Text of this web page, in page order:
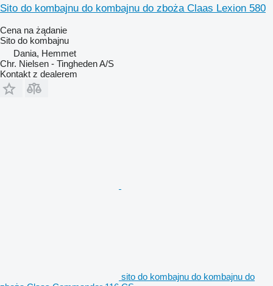
Sito do kombajnu do kombajnu do zboża Claas Lexion 580
Cena na żądanie
Sito do kombajnu
Dania, Hemmet
Chr. Nielsen - Tingheden A/S
Kontakt z dealerem
sito do kombajnu do kombajnu do